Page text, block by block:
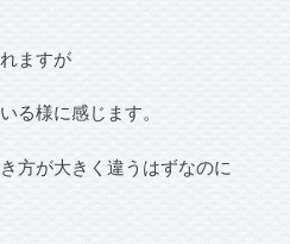
ますが
る様に感じます。
方が大きく違うはずなのに